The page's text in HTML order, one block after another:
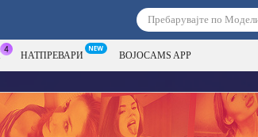
НАТПРЕВАРИ BOJOCAMS APP